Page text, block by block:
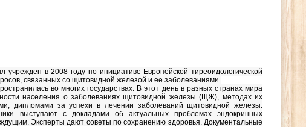
в 2008 году по инициативе Европейской тиреоидологической
связанных со щитовидной железой и ее заболеваниями.
во многих государствах. В этот день в разных странах мира
населения о заболеваниях щитовидной железы (ЩЖ), методах их
дипломами за успехи в лечении заболеваний щитовидной железы.
выступают с докладами об актуальных проблемах эндокринных
Эксперты дают советы по сохранению здоровья. Документальные